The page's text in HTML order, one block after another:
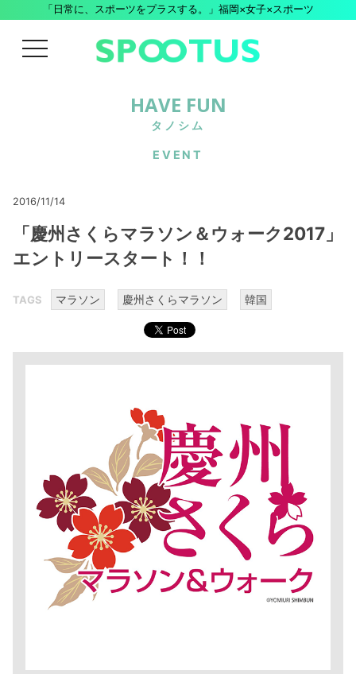
「日常に、スポーツをプラスする。」福岡×女子×スポーツ
menu
HAVE FUN
タノシム
EVENT
2016/11/14
「慶州さくらマラソン＆ウォーク2017」
エントリースタート！！
TAGS マラソン 慶州さくらマラソン 韓国